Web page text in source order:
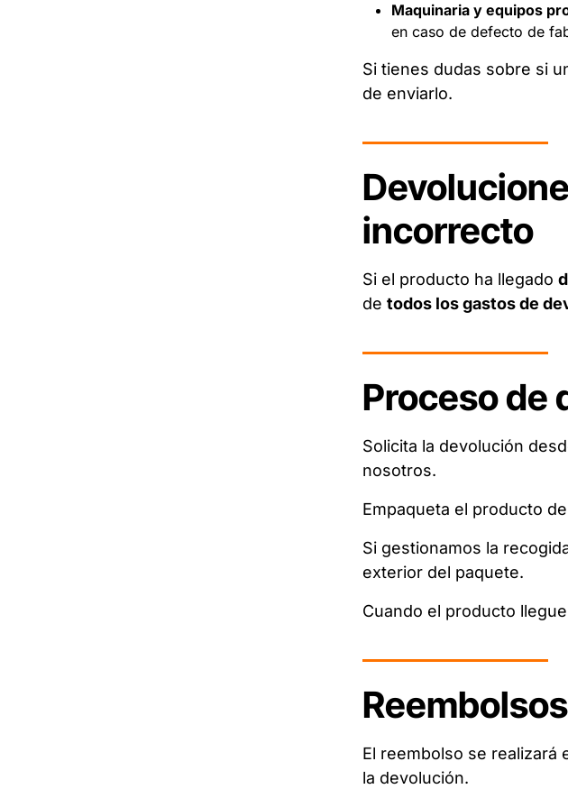
Maquinaria y equipos
en caso de defecto de
Si tienes dudas sobre si
de enviarlo.
incorrecto
Si el producto ha llegado
de todos los gastos de
Proceso de
Solicita la devolución
nosotros.
Empaqueta el producto
Si gestionamos la
exterior del paquete.
Cuando el producto
El reembolso se realizará
la devolución.